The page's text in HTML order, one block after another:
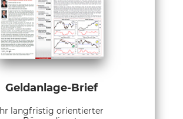
Geldanlage-Brief
Ihr langfristig orientierter